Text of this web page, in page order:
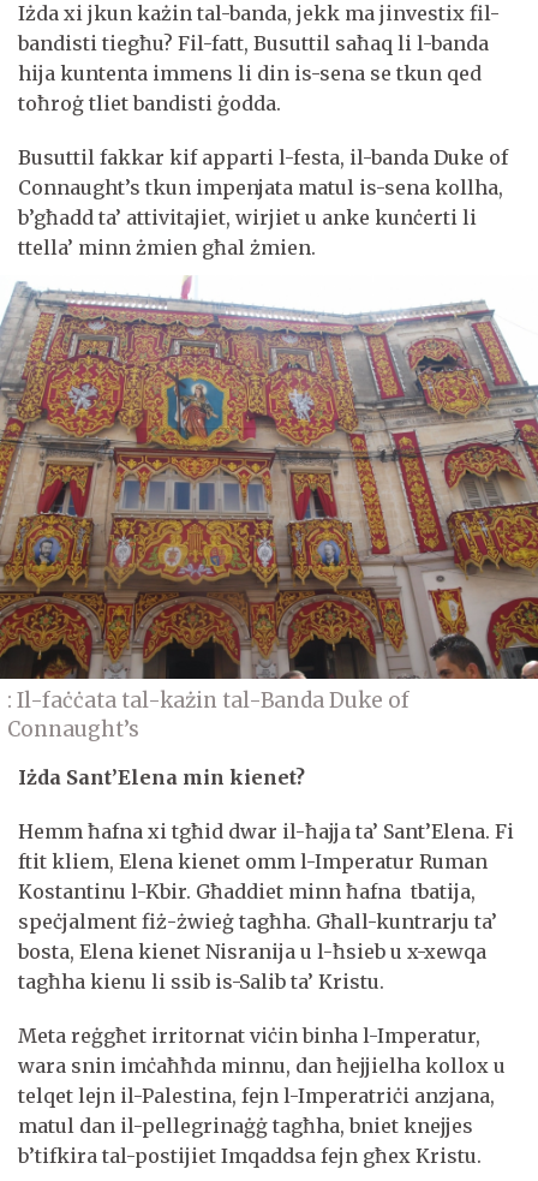
Iżda xi jkun każin tal-banda, jekk ma jinvestix fil-
bandisti tiegħu? Fil-fatt, Busuttil saħaq li l-banda
hija kuntenta immens li din is-sena se tkun qed
toħroġ tliet bandisti ġodda.
Busuttil fakkar kif apparti l-festa, il-banda Duke of
Connaught’s tkun impenjata matul is-sena kollha,
b’għadd ta’ attivitajiet, wirjiet u anke kunċerti li
ttella’ minn żmien għal żmien.
: Il-faċċata tal-każin tal-Banda Duke of
Connaught’s
Iżda Sant’Elena min kienet?
Hemm ħafna xi tgħid dwar il-ħajja ta’ Sant’Elena. Fi
ftit kliem, Elena kienet omm l-Imperatur Ruman
Kostantinu l-Kbir. Għaddiet minn ħafna tbatija,
speċjalment fiż-żwieġ tagħha. Għall-kuntrarju ta’
bosta, Elena kienet Nisranija u l-ħsieb u x-xewqa
tagħha kienu li ssib is-Salib ta’ Kristu.
Meta reġgħet irritornat viċin binha l-Imperatur,
wara snin imċaħħda minnu, dan ħejjielha kollox u
telqet lejn il-Palestina, fejn l-Imperatriċi anzjana,
matul dan il-pellegrinaġġ tagħha, bniet knejjes
b’tifkira tal-postijiet Imqaddsa fejn għex Kristu.